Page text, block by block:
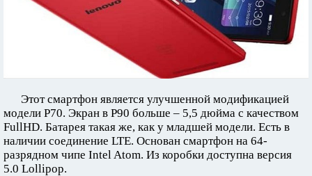
Этот смартфон является улучшенной модификацией
модели P70. Экран в P90 больше – 5,5 дюйма с качеством
FullHD. Батарея такая же, как у младшей модели. Есть в
наличии соединение LTE. Основан смартфон на 64-
разрядном чипе Intel Atom. Из коробки доступна версия
5.0 Lollipop.